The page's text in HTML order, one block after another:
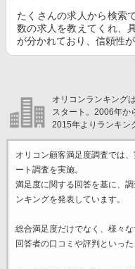
たくさんの求人から検索
数の求人を教えてくれ、
が分かれており、信頼性
オリコンランキング
スタート。2006年か
2015年よりランキン
オリコン顧客満足度調査では
ート調査を実施。
満足度に関する回答を基に、
ンキングを発表しています。
総合満足度だけでなく、様々な
回答者の口コミや評判といっ